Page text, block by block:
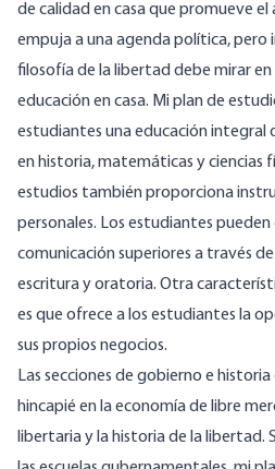
de calidad en casa que promueve
empuja a una agenda política, pero
filosofía de la libertad debe mirar
educación en casa. Mi plan de
estudiantes una educación integral
en historia, matemáticas y ciencias
estudios también proporciona
personales. Los estudiantes
comunicación superiores a través
escritura y oratoria. Otra
es que ofrece a los estudiantes la
sus propios negocios.
Las secciones de gobierno e
hincapié en la economía de libre
libertaria y la historia de la libertad.